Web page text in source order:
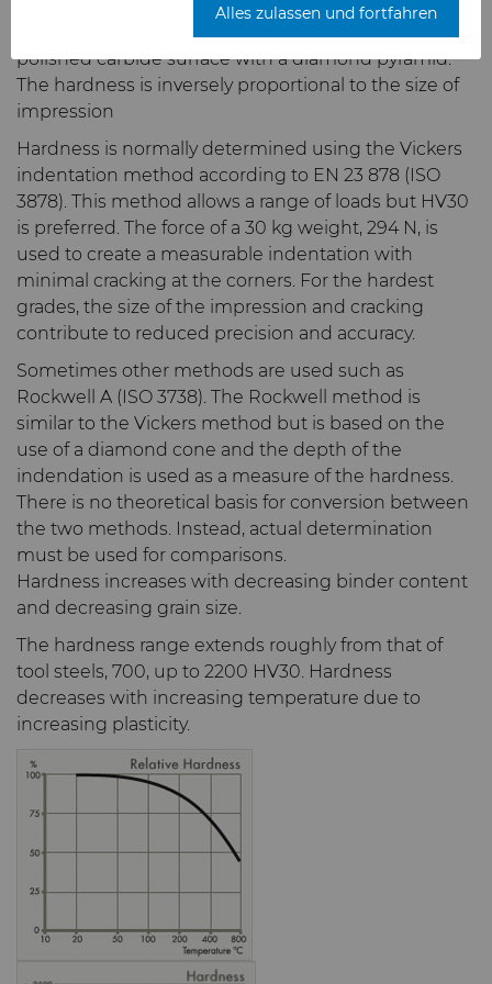
Mesh-Diamant
Mikrondiamant-Pulver
Ultra Premium
Mikronpulver, Diamant
Extrusion Tooling Solutions
Hochleistungs-
Hartmetallstäbe
Universal-Hartmetallstäbe
Hartmetallwalzen
Cast-in-Carbide-Walzen
Verbundwalzen
Rüstung
Rüstungskomponenten
Compounds & Suspensionen
Diamant-Compound-Paste
Diamant-Schlämme und
Suspensionen
Hyperion Diamond Slurry
Fluid-Handling
Fluid-End-Teile und -
Komponenten
Komponenten für die
Lebensmittelverarbeitung
Sprüh- und
Dosierkomponenten
Umformwerkzeuge
Umformwerkzeugrohlinge
HPHT-Werkzeuge
PM-
Verdichtungswerkzeuge
und -Matrizen
Verzahnungswerkzeug-Rohlinge
Wälzfräserrohlinge
Stabmesser-Rohlinge
Skivit™ Wälzschäl-Rohlinge
Einsatz- und
Wendeplattenrohlinge
Benutzerdefinierte
Rohlinge
Öl & Gas
Richtbohrwerkzeuge
Bohrlochkomplettierung
und Fracking
Durchflussregelventile
PCBN
BZN™ Kompakte
Specialty Thick BZN™
PCD
Compax™ PCD-
Werkzeugrohlinge
PCD der P-Serie
PCD der U-Serie
Pressfertige Pulver
Benutzerdefinierte Sorten
Standard-Sorten
Rotierende Messerwalzen
Lösungen im Bereich der
rotierenden Messerwalzen
Drehschneider-
Dienste
Sägezähne und Rohlinge
Sägezähne für die
Metallzerspanung und -
Streifen-Rohlinge
Verschleißteile
Elektronische
Zusätzliche Rohteile für das
Drahtziehen
Energie & Rohstoffe
Umwelt & Prozess
Lebensmittelindustrie
Werkzeug- und Formenbau
Hygiene
Medizinsektor
Siliziumkarbid-Halbleiter
Stahlproduktion
Werkzeugbau
Kundenportal
Toolmaker-Lösungen
Technische Lösungen
Service Werkstatt
Recycling von Hartmetall
Additive Fertigung
Temsa
Temsa
Bibliothek
Materialien
PCD- und PCBN-Sortenauswahl
Zertifikate & Datenblätter
Materialanalyse-Labor
QEHS-Richtlinie
Forschung & Entwicklung
Allgemeine
Geschäftsbedingungen
Über uns
Karriere
Veranstaltungen
Unternehmensführung
Nachrichten
Lieferkette
Nachhaltigkeit
Kontakt
Allgemeine Anfrage
Verkaufsbüros
Sicherheitsdatenblätter
The Vickers method is based on indenting a
polished carbide surface with a diamond pyramid.
The hardness is inversely proportional to the size of
impression
Hardness is normally determined using the Vickers
indentation method according to EN 23 878 (ISO
3878). This method allows a range of loads but HV30
is preferred. The force of a 30 kg weight, 294 N, is
used to create a measurable indentation with
minimal cracking at the corners. For the hardest
grades, the size of the impression and cracking
contribute to reduced precision and accuracy.
Sometimes other methods are used such as
Rockwell A (ISO 3738). The Rockwell method is
similar to the Vickers method but is based on the
use of a diamond cone and the depth of the
indendation is used as a measure of the hardness.
There is no theoretical basis for conversion between
the two methods. Instead, actual determination
must be used for comparisons.
Hardness increases with decreasing binder content
and decreasing grain size.
The hardness range extends roughly from that of
tool steels, 700, up to 2200 HV30. Hardness
decreases with increasing temperature due to
increasing plasticity.
Alles zulassen und fortfahren